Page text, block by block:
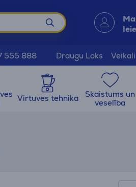
555 888 Draugu Loks Veikali
Virtuves tehnika
Skaistums un
veselība